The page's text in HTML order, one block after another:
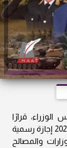
قرارًا
يقضي باعتبار يوم الخميس الموافق 9 أكتوبر 2025 إجازة رسمية
والمصالح